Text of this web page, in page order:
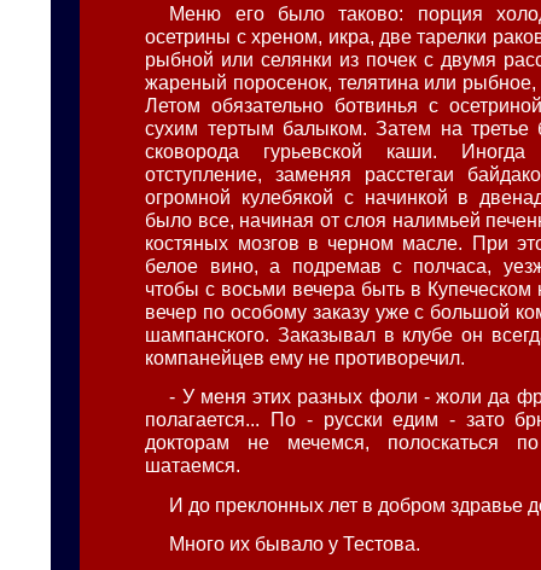
Меню его было таково: порция
осетрины с хреном, икра, две тарелки
рыбной или селянки из почек с двумя
жареный поросенок, телятина или рыбное,
Летом обязательно ботвинья с
сухим тертым балыком. Затем на третье
сковорода гурьевской каши.
отступление, заменяя расстегаи
огромной кулебякой с начинкой в
было все, начиная от слоя налимьей
костяных мозгов в черном масле. При
белое вино, а подремав с полчаса,
чтобы с восьми вечера быть в Купеческом
вечер по особому заказу уже с большой
шампанского. Заказывал в клубе он
компанейцев ему не противоречил.
- У меня этих разных фоли - жоли да
полагается... По - русски едим - зато
докторам не мечемся, полоскаться
шатаемся.
И до преклонных лет в добром здравье
Много их бывало у Тестова.